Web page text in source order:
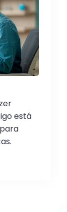
está